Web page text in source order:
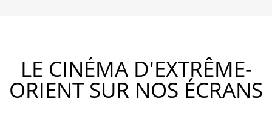
LE CINÉMA D'EXTRÊME-
ORIENT SUR NOS ÉCRANS